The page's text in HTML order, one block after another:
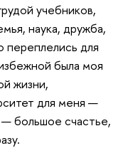
учебников,
наука, дружба,
переплелись для
была моя
жизни,
для меня —
большое счастье,